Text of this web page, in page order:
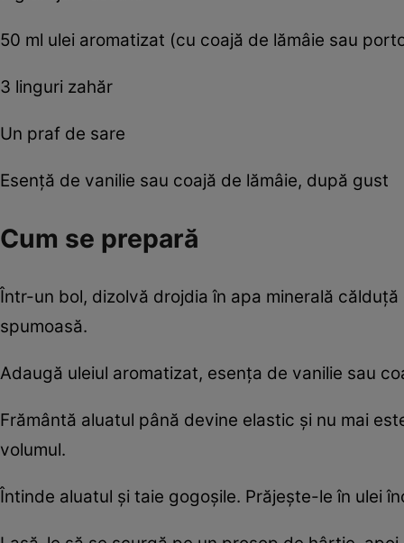
50 ml ulei aromatizat (cu coajă de lămâie sau
3 linguri zahăr
Un praf de sare
Esență de vanilie sau coajă de lămâie, după gust
Cum se prepară
Într-un bol, dizolvă drojdia în apa minerală
spumoasă.
Adaugă uleiul aromatizat, esența de vanilie sau
Frământă aluatul până devine elastic și nu mai
volumul.
Întinde aluatul și taie gogoșile. Prăjește-le în ulei